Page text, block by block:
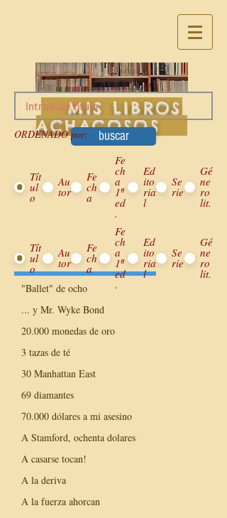
MIS LIBROS
ACHACOSOS
Inicializa Listado
buscar
"Ballet" de ocho
... y Mr. Wyke Bond
20.000 monedas de oro
3 tazas de té
30 Manhattan East
69 diamantes
70.000 dólares a mi asesino
A Stamford, ochenta dolares
A casarse tocan!
A la deriva
A la fuerza ahorcan
ORDENADO por:
Tít
ul
o
Au
tor
Fe
ch
a
Fe
ch
a
1ª
ed
.
Ed
ito
ria
l
Se
rie
Gé
ne
ro
lit.
Tít
ul
o
Au
tor
Fe
ch
a
Fe
ch
a
1ª
ed
.
Ed
ito
ria
l
Se
rie
Gé
ne
ro
lit.